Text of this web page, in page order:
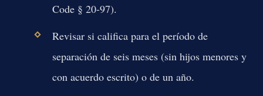
Code § 20-97).
Revisar si califica para el período de
separación de seis meses (sin hijos menores y
con acuerdo escrito) o de un año.